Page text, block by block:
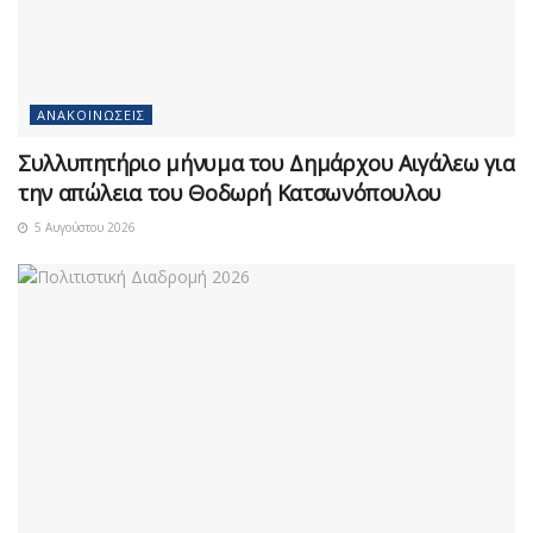
ΑΝΑΚΟΙΝΏΣΕΙΣ
Συλλυπητήριο μήνυμα του Δημάρχου Αιγάλεω για
την απώλεια του Θοδωρή Κατσωνόπουλου
5 Αυγούστου 2026